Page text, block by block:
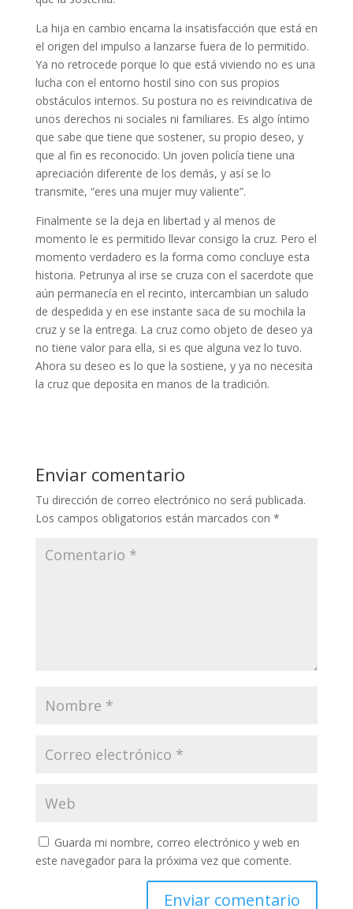
La hija en cambio encarna la insatisfacción que está en
el origen del impulso a lanzarse fuera de lo permitido.
Ya no retrocede porque lo que está viviendo no es una
lucha con el entorno hostil sino con sus propios
obstáculos internos. Su postura no es reivindicativa de
unos derechos ni sociales ni familiares. Es algo íntimo
que sabe que tiene que sostener, su propio deseo, y
que al fin es reconocido. Un joven policía tiene una
apreciación diferente de los demás, y así se lo
transmite, “eres una mujer muy valiente”.
Finalmente se la deja en libertad y al menos de
momento le es permitido llevar consigo la cruz. Pero el
momento verdadero es la forma como concluye esta
historia. Petrunya al irse se cruza con el sacerdote que
aún permanecía en el recinto, intercambian un saludo
de despedida y en ese instante saca de su mochila la
cruz y se la entrega. La cruz como objeto de deseo ya
no tiene valor para ella, si es que alguna vez lo tuvo.
Ahora su deseo es lo que la sostiene, y ya no necesita
la cruz que deposita en manos de la tradición.
Enviar comentario
Tu dirección de correo electrónico no será publicada.
Los campos obligatorios están marcados con *
Guarda mi nombre, correo electrónico y web en
este navegador para la próxima vez que comente.